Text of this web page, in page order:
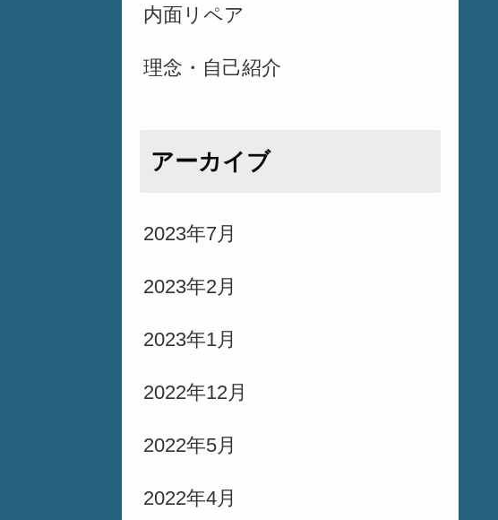
内面リペア
理念・自己紹介
アーカイブ
2023年7月
2023年2月
2023年1月
2022年12月
2022年5月
2022年4月